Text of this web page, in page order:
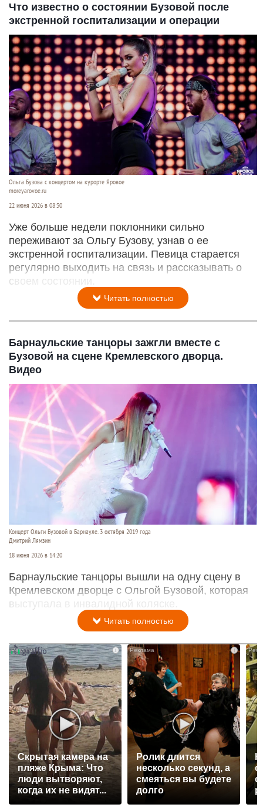
Что известно о состоянии Бузовой после
экстренной госпитализации и операции
Ольга Бузова с концертом на курорте Яровое
moreyarovoe.ru
22 июня 2026 в 08:30
Уже больше недели поклонники сильно
переживают за Ольгу Бузову, узнав о ее
экстренной госпитализации. Певица старается
регулярно выходить на связь и рассказывать о
своем состоянии.
Читать полностью
Барнаульские танцоры зажгли вместе с
Бузовой на сцене Кремлевского дворца.
Видео
Концерт Ольги Бузовой в Барнауле. 3 октября 2019 года
Дмитрий Лямзин
18 июня 2026 в 14:20
Барнаульские танцоры вышли на одну сцену в
Кремлевском дворце с Ольгой Бузовой, которая
выступала в инвалидной коляске.
Читать полностью
i
Скрытая камера на
пляже Крыма: Что
люди вытворяют,
когда их не видят...
Ролик длится
несколько секунд, а
смеяться вы будете
долго